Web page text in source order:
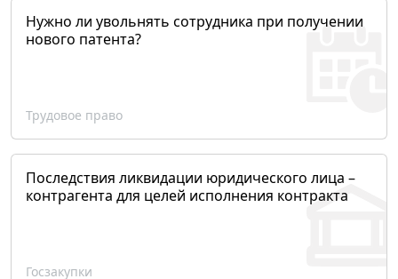
Нужно ли увольнять сотрудника при получении
нового патента?
Трудовое право
Последствия ликвидации юридического лица –
контрагента для целей исполнения контракта
Госзакупки